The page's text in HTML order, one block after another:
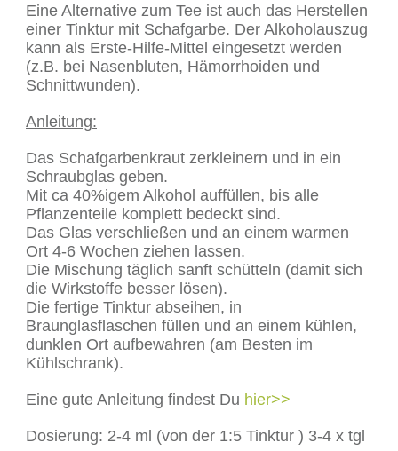
Eine Alternative zum Tee ist auch das Herstellen
einer Tinktur mit Schafgarbe. Der Alkoholauszug
kann als Erste-Hilfe-Mittel eingesetzt werden
(z.B. bei Nasenbluten, Hämorrhoiden und
Schnittwunden).
Anleitung:
Das Schafgarbenkraut zerkleinern und in ein
Schraubglas geben.
Mit ca 40%igem Alkohol auffüllen, bis alle
Pflanzenteile komplett bedeckt sind.
Das Glas verschließen und an einem warmen
Ort 4-6 Wochen ziehen lassen.
Die Mischung täglich sanft schütteln (damit sich
die Wirkstoffe besser lösen).
Die fertige Tinktur abseihen, in
Braunglasflaschen füllen und an einem kühlen,
dunklen Ort aufbewahren (am Besten im
Kühlschrank).
Eine gute Anleitung findest Du hier>>
Dosierung: 2-4 ml (von der 1:5 Tinktur ) 3-4 x tgl